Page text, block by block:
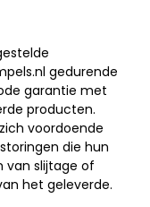
gedurende
garantie met
producten.
voordoende
die hun
van slijtage of
het geleverde.